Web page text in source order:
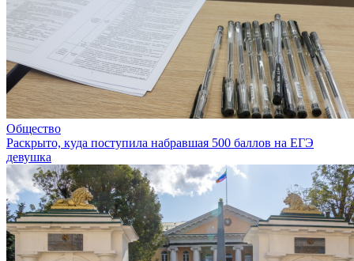
Общество
Раскрыто, куда поступила набравшая 500 баллов на ЕГЭ
девушка